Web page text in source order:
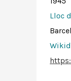
Lloc